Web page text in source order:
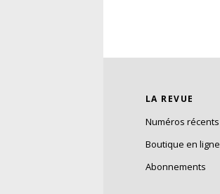
LA REVUE
Numéros récents
Boutique en ligne
Abonnements